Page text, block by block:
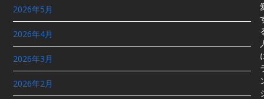
2026年5月
2026年4月
2026年3月
2026年2月